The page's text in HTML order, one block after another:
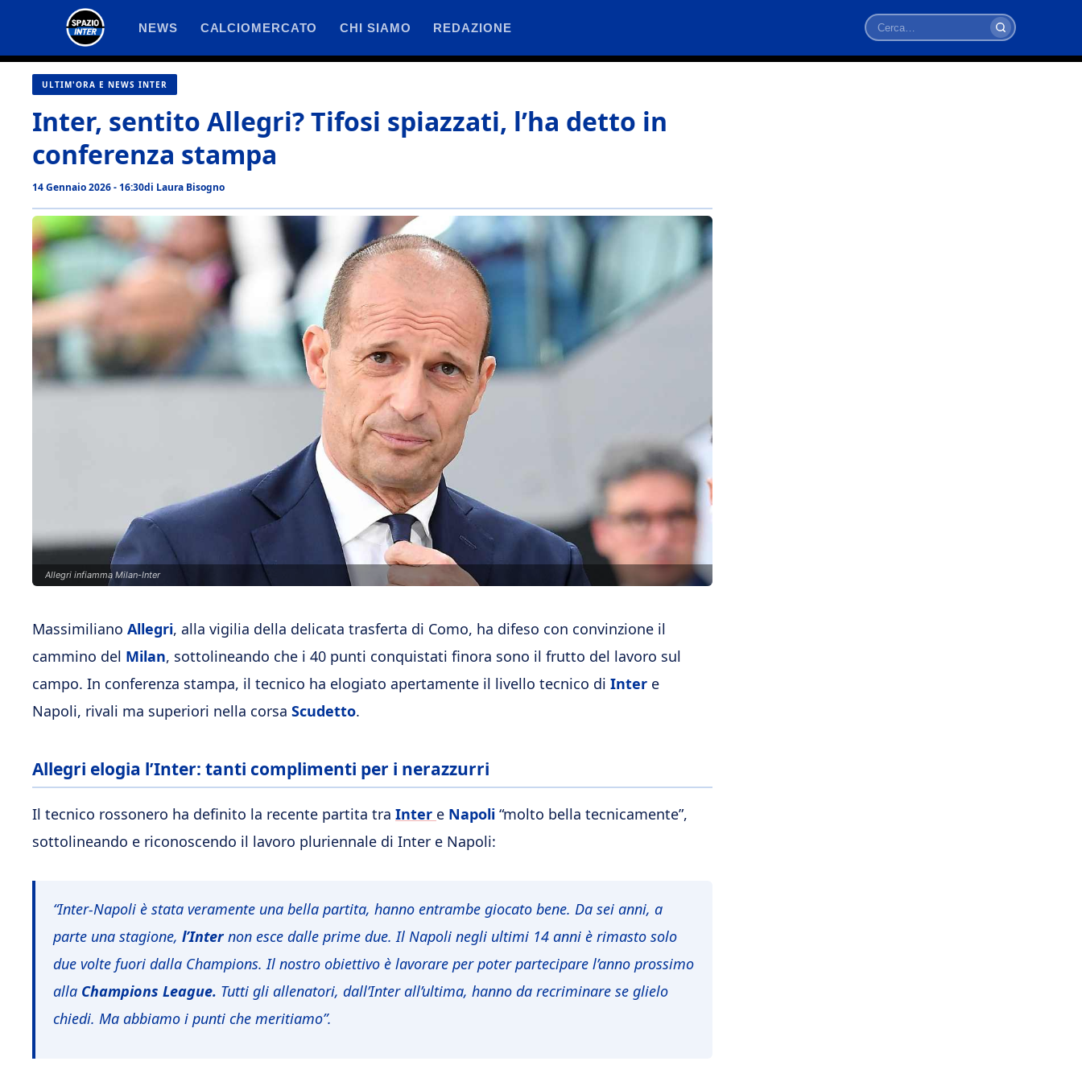
contenuto
NEWS CALCIOMERCATO CHI SIAMO REDAZIONE
Cerca
ULTIM'ORA E NEWS INTER
Inter, sentito Allegri? Tifosi spiazzati, l’ha detto in
conferenza stampa
14 Gennaio 2026 - 16:30di Laura Bisogno
Allegri infiamma Milan-Inter
Massimiliano Allegri, alla vigilia della delicata trasferta di Como, ha difeso con convinzione il
cammino del Milan, sottolineando che i 40 punti conquistati finora sono il frutto del lavoro sul
campo. In conferenza stampa, il tecnico ha elogiato apertamente il livello tecnico di Inter e
Napoli, rivali ma superiori nella corsa Scudetto.
Allegri elogia l’Inter: tanti complimenti per i nerazzurri
Il tecnico rossonero ha definito la recente partita tra Inter e Napoli “molto bella tecnicamente”,
sottolineando e riconoscendo il lavoro pluriennale di Inter e Napoli:
“Inter-Napoli è stata veramente una bella partita, hanno entrambe giocato bene. Da sei anni, a
parte una stagione, l’Internon esce dalle prime due. Il Napoli negli ultimi 14 anni è rimasto solo
due volte fuori dalla Champions. Il nostro obiettivo è lavorare per poter partecipare l’anno prossimo
alla Champions League. Tutti gli allenatori, dall’Inter all’ultima, hanno da recriminare se glielo
chiedi. Ma abbiamo i punti che meritiamo”.